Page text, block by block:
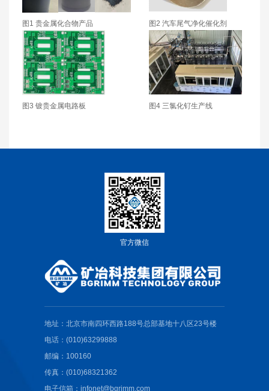
图1 贵金属化合物产品 图2 汽车尾气净化催化剂
图3 镀贵金属电路板 图4 三氯化钌生产线
官方微信
地址：北京市南四环西路188号总部基地十八区23号楼
电话：(010)63299888
邮编：100160
传真：(010)68321362
电子信箱：infonet@bgrimm.com